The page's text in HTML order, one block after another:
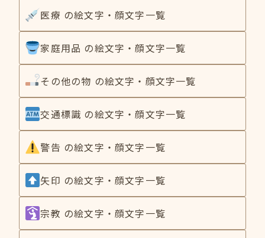
医療 の絵文字・顔文字一覧
家庭用品 の絵文字・顔文字一覧
その他の物 の絵文字・顔文字一覧
交通標識 の絵文字・顔文字一覧
警告 の絵文字・顔文字一覧
矢印 の絵文字・顔文字一覧
宗教 の絵文字・顔文字一覧